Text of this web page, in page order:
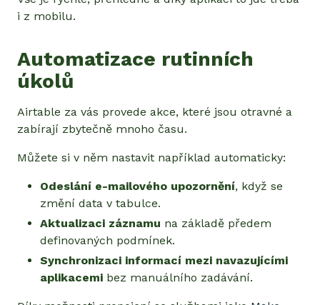
i z mobilu.
Automatizace rutinních
úkolů
Airtable za vás provede akce, které jsou otravné a
zabírají zbytečně mnoho času.
Můžete si v něm nastavit například automaticky:
Odeslání e-mailového upozornění, když se
změní data v tabulce.
Aktualizaci záznamu na základě předem
definovaných podmínek.
Synchronizaci informací mezi navazujícími
aplikacemi bez manuálního zadávání.